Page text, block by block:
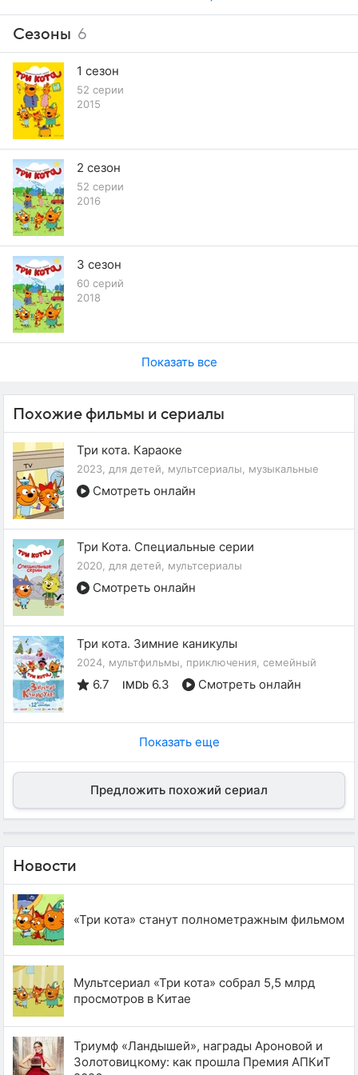
Сезоны 6
1 сезон
52 серии
2015
2 сезон
52 серии
2016
3 сезон
60 серий
2018
Показать все
Похожие фильмы и сериалы
Три кота. Караоке
2023, для детей, мультсериалы, музыкальные
Смотреть онлайн
Три Кота. Специальные серии
2020, для детей, мультсериалы
Смотреть онлайн
Три кота. Зимние каникулы
2024, мультфильмы, приключения, семейный
6.7 IMDb 6.3 Смотреть онлайн
Показать еще
Предложить похожий сериал
Новости
«Три кота» станут полнометражным фильмом
Мультсериал «Три кота» собрал 5,5 млрд
просмотров в Китае
Триумф «Ландышей», награды Ароновой и
Золотовицкому: как прошла Премия АПКиТ